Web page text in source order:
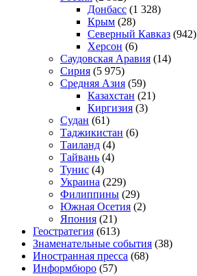
Донбасс (1 328)
Крым (28)
Северный Кавказ (942)
Херсон (6)
Саудовская Аравия (14)
Сирия (5 975)
Средняя Азия (59)
Казахстан (21)
Киргизия (3)
Судан (61)
Таджикистан (6)
Таиланд (4)
Тайвань (4)
Тунис (4)
Украина (229)
Филиппины (29)
Южная Осетия (2)
Япония (21)
Геостратегия (613)
Знаменательные события (38)
Иностранная пресса (68)
Информбюро (57)